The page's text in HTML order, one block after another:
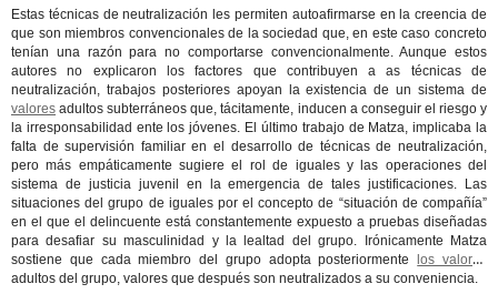
Estas técnicas de neutralización les permiten autoafirmarse en la creencia de
que son miembros convencionales de la sociedad que, en este caso concreto
tenían una razón para no comportarse convencionalmente. Aunque estos
autores no explicaron los factores que contribuyen a as técnicas de
neutralización, trabajos posteriores apoyan la existencia de un sistema de
valores adultos subterráneos que, tácitamente, inducen a conseguir el riesgo y
la irresponsabilidad ente los jóvenes. El último trabajo de Matza, implicaba la
falta de supervisión familiar en el desarrollo de técnicas de neutralización,
pero más empáticamente sugiere el rol de iguales y las operaciones del
sistema de justicia juvenil en la emergencia de tales justificaciones. Las
situaciones del grupo de iguales por el concepto de “situación de compañía”
en el que el delincuente está constantemente expuesto a pruebas diseñadas
para desafiar su masculinidad y la lealtad del grupo. Irónicamente Matza
sostiene que cada miembro del grupo adopta posteriormente
los valores
adultos del grupo, valores que después son neutralizados a su conveniencia.